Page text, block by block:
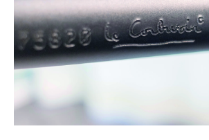
Outdoor-Leuchten
Akkuleuchten
... alle Leuchten
Betten